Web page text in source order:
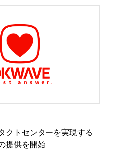
クトセンターを実現する
提供を開始